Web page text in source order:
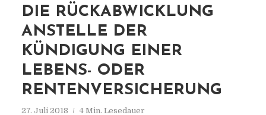
DIE RÜCKABWICKLUNG
ANSTELLE DER
KÜNDIGUNG EINER
LEBENS- ODER
RENTENVERSICHERUNG
27. Juli 2018 4 Min. Lesedauer